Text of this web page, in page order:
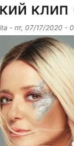
клип
- пт, 07/17/2020 -